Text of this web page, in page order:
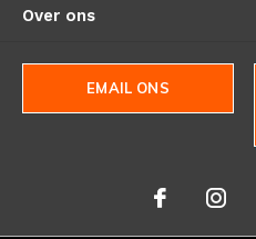
Over ons
EMAIL ONS